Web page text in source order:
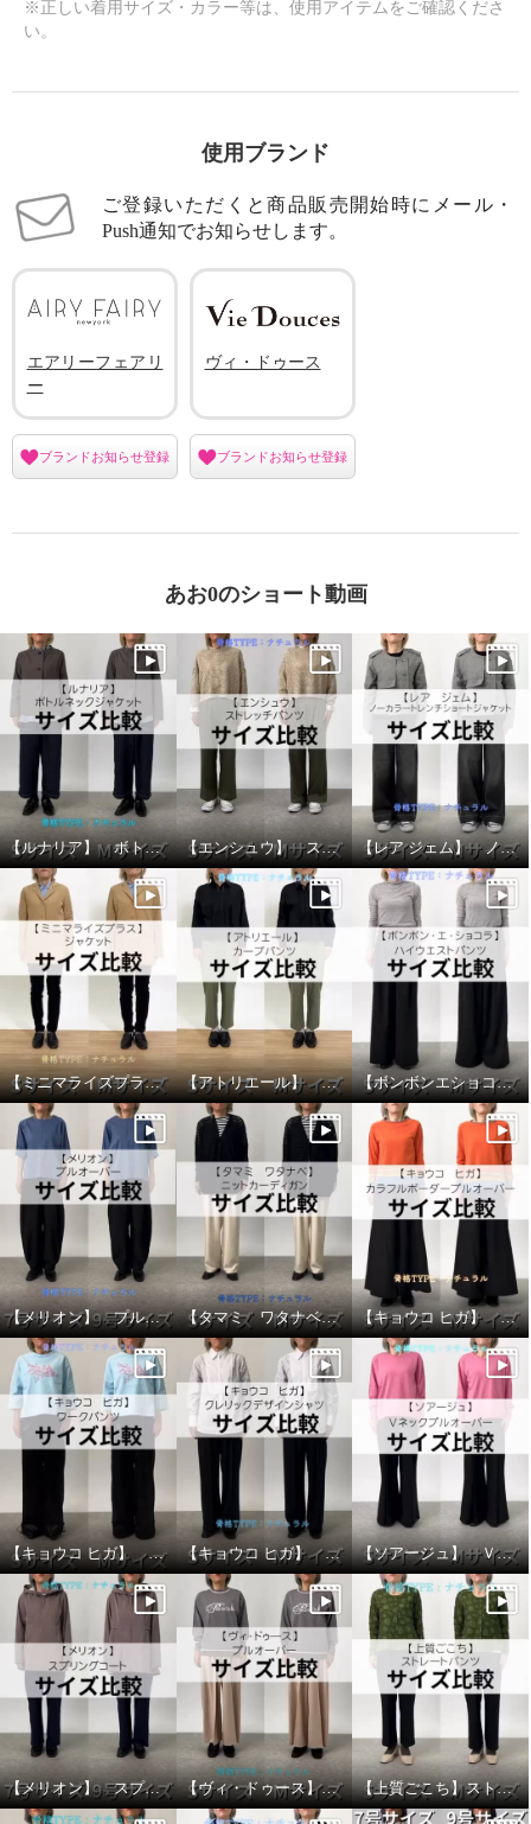
エアリーフェアリー ソフトジョ
ーゼット センタープレス きれい
め セミワイドパンツ
ヘイズピンク
¥0
※正しい着用サイズ・カラー等は、使用アイテムをご確認くださ
い。
使用ブランド
ご登録いただくと商品販売開始時にメール・
Push通知でお知らせします。
エアリーフェアリ
ー
ブランドお知らせ登録
ヴィ・ドゥース
ブランドお知らせ登録
あお0のショート動画
【ルナリア】 ボトルネックジャケット サイズ比較 【エンシュウ】 ストレッチパンツ サイズ比較 【レア ジェム】 ノーカラートレンチショートジャケット サイズ比較
【ミニマライズプラス】 ジャケット サイズ比較 【アトリエール】 カーブパンツ サイズ比較 【ボンボンエショコラ】 ハイウェストパンツ サイズ比較
【メリオン】 プルオーバー サイズ比較 【タマミ ワタナベ】 ニットカーディガン サイズ比較 【キョウコ ヒガ】 カラフルボーダープルオーバー サイズ比較
【キョウコ ヒガ】 ワークパンツ サイズ比較 【キョウコ ヒガ】 クレリックデザインシャツ サイズ比較 【ソアージュ】 Ｖネックプルオーバー サイズ比較
【メリオン】 スプリングコート サイズ比較 【ヴィ・ドゥース】 プルオーバー サイズ比較 【上質ごこち】ストレートパンツ サイズ比較